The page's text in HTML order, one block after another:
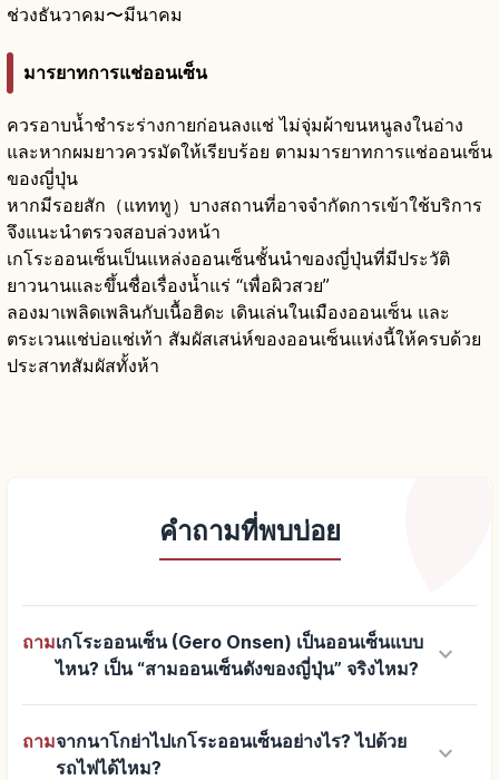
ช่วงธันวาคม〜มีนาคม
มารยาทการแช่ออนเซ็น
ควรอาบน้ำชำระร่างกายก่อนลงแช่ ไม่จุ่มผ้าขนหนูลงในอ่าง
และหากผมยาวควรมัดให้เรียบร้อย ตามมารยาทการแช่ออนเซ็น
ของญี่ปุ่น
หากมีรอยสัก（แทททู）บางสถานที่อาจจำกัดการเข้าใช้บริการ
จึงแนะนำตรวจสอบล่วงหน้า
เกโระออนเซ็นเป็นแหล่งออนเซ็นชั้นนำของญี่ปุ่นที่มีประวัติ
ยาวนานและขึ้นชื่อเรื่องน้ำแร่ “เพื่อผิวสวย”
ลองมาเพลิดเพลินกับเนื้อฮิดะ เดินเล่นในเมืองออนเซ็น และ
ตระเวนแช่บ่อแช่เท้า สัมผัสเสน่ห์ของออนเซ็นแห่งนี้ให้ครบด้วย
ประสาทสัมผัสทั้งห้า
คำถามที่พบบ่อย
ถามเกโระออนเซ็น (Gero Onsen) เป็นออนเซ็นแบบ
ไหน? เป็น “สามออนเซ็นดังของญี่ปุ่น” จริงไหม?
keyboard_arrow_down
ถามจากนาโกย่าไปเกโระออนเซ็นอย่างไร? ไปด้วย
รถไฟได้ไหม?
keyboard_arrow_down